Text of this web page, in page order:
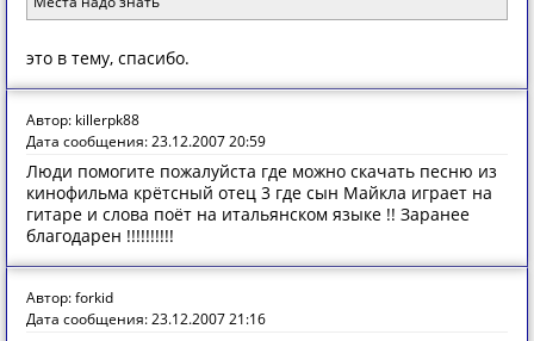
это в тему, спасибо.
Автор: killerpk88
Дата сообщения: 23.12.2007 20:59
Люди помогите пожалуйста где можно скачать песню из
кинофильма крётсный отец 3 где сын Майкла играет на
гитаре и слова поёт на итальянском языке !! Заранее
благодарен !!!!!!!!!!
Автор: forkid
Дата сообщения: 23.12.2007 21:16